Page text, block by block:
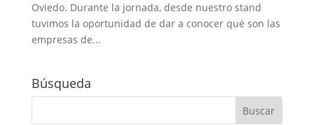
Oviedo. Durante la jornada, desde nuestro stand
tuvimos la oportunidad de dar a conocer qué son las
empresas de...
Búsqueda